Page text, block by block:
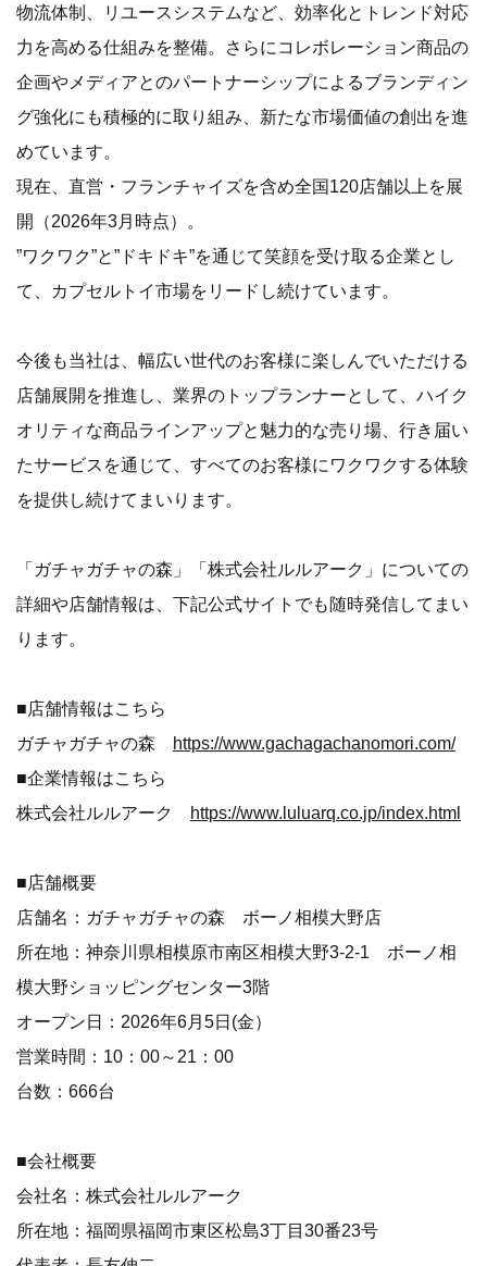
物流体制、リユースシステムなど、効率化とトレンド対応
力を高める仕組みを整備。さらにコレボレーション商品の
企画やメディアとのパートナーシップによるブランディン
グ強化にも積極的に取り組み、新たな市場価値の創出を進
めています。
現在、直営・フランチャイズを含め全国120店舗以上を展
開（2026年3月時点）。
”ワクワク”と”ドキドキ”を通じて笑顔を受け取る企業とし
て、カプセルトイ市場をリードし続けています。
今後も当社は、幅広い世代のお客様に楽しんでいただける
店舗展開を推進し、業界のトップランナーとして、ハイク
オリティな商品ラインアップと魅力的な売り場、行き届い
たサービスを通じて、すべてのお客様にワクワクする体験
を提供し続けてまいります。
「ガチャガチャの森」「株式会社ルルアーク」についての
詳細や店舗情報は、下記公式サイトでも随時発信してまい
ります。
■店舗情報はこちら
ガチャガチャの森 https://www.gachagachanomori.com/
■企業情報はこちら
株式会社ルルアーク https://www.luluarq.co.jp/index.html
■店舗概要
店舗名：ガチャガチャの森 ボーノ相模大野店
所在地：神奈川県相模原市南区相模大野3-2-1 ボーノ相
模大野ショッピングセンター3階
オープン日：2026年6月5日(金）
営業時間：10：00～21：00
台数：666台
■会社概要
会社名：株式会社ルルアーク
所在地：福岡県福岡市東区松島3丁目30番23号